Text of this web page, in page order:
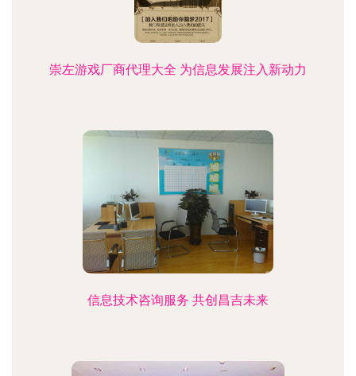
崇左游戏厂商代理大全 为信息发展注入新动力
信息技术咨询服务 共创昌吉未来